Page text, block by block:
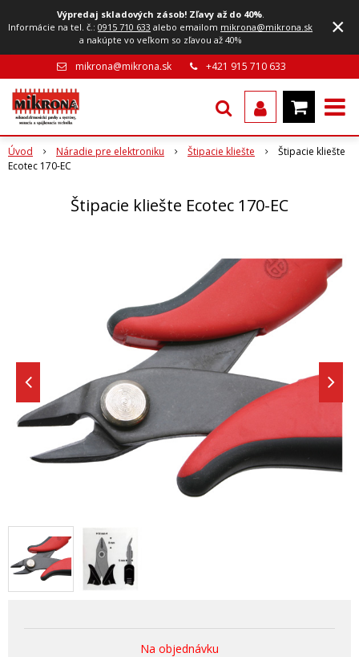
Výpredaj skladových zásob! Zľavy až do 40%.
Informácie na tel. č.:0915 710 633 alebo emailom mikrona@mikrona.sk
a nakúpte vo veľkom so zľavou až 40%
×
mikrona@mikrona.sk +421 915 710 633
Úvod Náradie pre elektroniku Štipacie kliešte
Štipacie kliešte
Ecotec 170-EC
Štipacie kliešte Ecotec 170-EC
Na objednávku